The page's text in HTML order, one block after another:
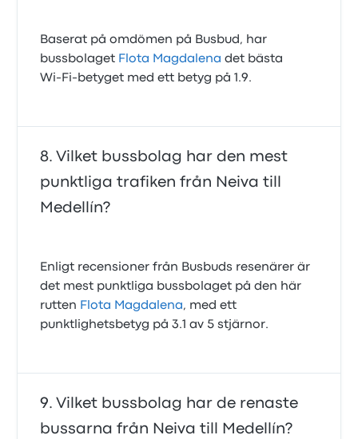
Baserat på omdömen på Busbud, har
bussbolaget Flota Magdalena det bästa
Wi‑Fi‑betyget med ett betyg på 1.9.
Vilket bussbolag har den mest
punktliga trafiken från Neiva till
Medellín?
Enligt recensioner från Busbuds resenärer är
det mest punktliga bussbolaget på den här
rutten Flota Magdalena, med ett
punktlighetsbetyg på 3.1 av 5 stjärnor.
Vilket bussbolag har de renaste
bussarna från Neiva till Medellín?